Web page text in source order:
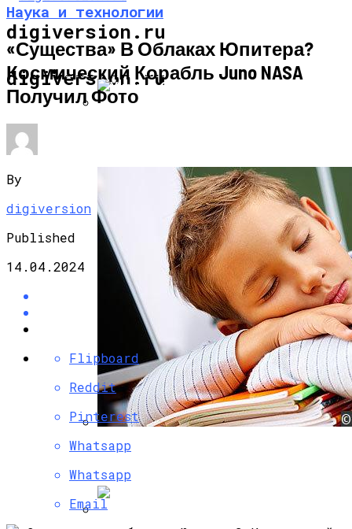
digiversion.ru
digiversion.ru
НАУКА И ТЕХНОЛОГИИ
Ученые Доказали, Что Мобильные
Наука и технологии
«Существа» В Облаках Юпитера?
Космический Корабль Juno NASA
Получил Фото
By
digiversion
Published
14.04.2024
Flipboard
Reddit
Pinterest
Whatsapp
Whatsapp
Email